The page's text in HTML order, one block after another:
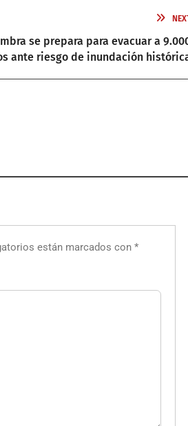
se prepara para evacuar a
ante riesgo de inundación
están marcados con *